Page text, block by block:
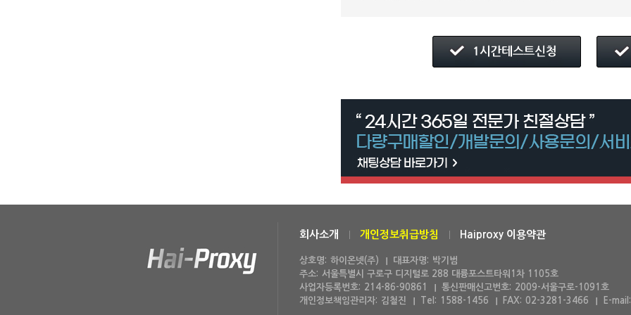
회사소개 개인정보취급방침 Haiproxy 이용약관
상호명: 하이온넷(주) 대표자명: 박기범
주소: 서울특별시 구로구 디지털로 288 대륭포스트타워1차 1105호
사업자등록번호: 214-86-90861 통신판매신고번호: 2009-서울구로-1091호
개인정보책임관리자: 김철진 Tel: 1588-1456 FAX: 02-3281-3466 E-mail: